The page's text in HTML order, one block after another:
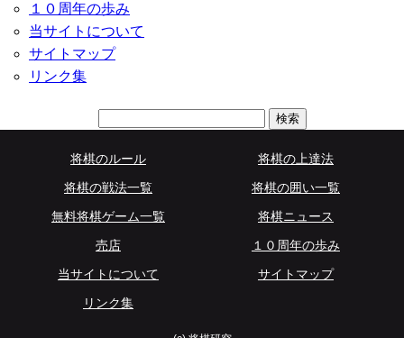
１０周年の歩み
当サイトについて
サイトマップ
リンク集
索:
将棋のルール
将棋の上達法
将棋の戦法一覧
将棋の囲い一覧
無料将棋ゲーム一覧
将棋ニュース
売店
１０周年の歩み
当サイトについて
サイトマップ
リンク集